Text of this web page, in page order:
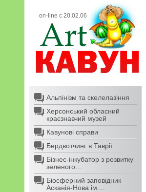
on-line с 20.02.06
Альпінізм та скелелазіння
Херсонський обласний
краєзнавчий музей
Кавунові справи
Бердвотчинг в Таврії
Бізнес-інкубатор з розвитку
зеленого...
Біосферний заповідник
Асканія-Нова ім....